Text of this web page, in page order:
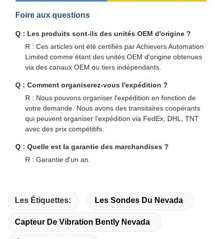
Foire aux questions
Q : Les produits sont-ils des unités OEM d'origine ?
R : Ces articles ont été certifiés par Achievers Automation
Limited comme étant des unités OEM d'origine obtenues
via des canaux OEM ou tiers indépendants.
Q : Comment organiserez-vous l'expédition ?
R : Nous pouvons organiser l'expédition en fonction de
votre demande. Nous avons des transitaires coopérants
qui peuvent organiser l'expédition via FedEx, DHL, TNT
avec des prix compétitifs.
Q : Quelle est la garantie des marchandises ?
R : Garantie d'un an.
Les Étiquettes: Les Sondes Du Nevada
Capteur De Vibration Bently Nevada